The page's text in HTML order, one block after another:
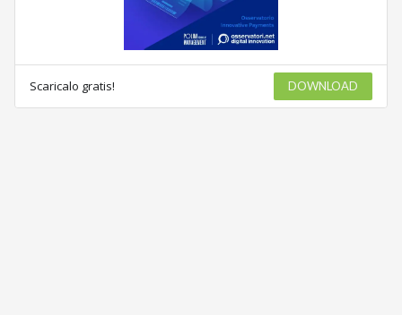
Scaricalo gratis! DOWNLOAD